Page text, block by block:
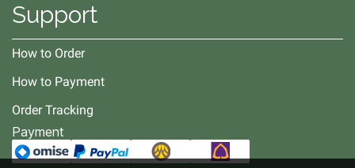
Support
How to Order
How to Payment
Order Tracking
Payment